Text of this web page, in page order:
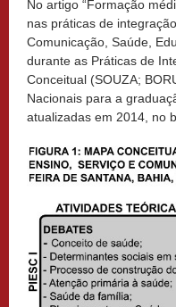
No artigo “Formação
nas práticas de
Comunicação, Saúde,
durante as Práticas de
Conceitual (SOUZA;
Nacionais para a
atualizadas em 2014, no